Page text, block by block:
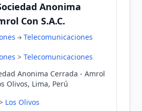
Anonima
Con S.A.C.
Telecomunicaciones
> Telecomunicaciones
Anonima Cerrada - Amrol
Olivos, Lima, Perú
Los Olivos